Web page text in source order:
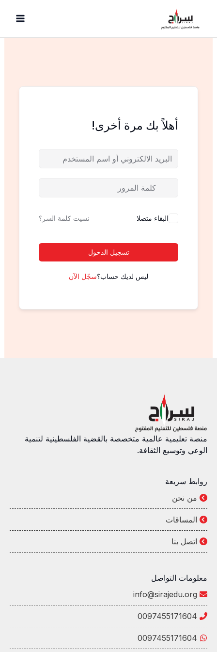
المحتوى
أهلاً بك مرة أخرى!
البقاء متصلا نسيت كلمة السر؟
تسجيل الدخول
ليس لديك حساب؟سجّل الآن
منصة تعليمية عالمية متخصصة بالقضية الفلسطينية لتنمية
الوعي وتوسيع الثقافة.
روابط سريعة
من نحن
المساقات
اتصل بنا
معلومات التواصل
info@sirajedu.org
0097455171604
0097455171604